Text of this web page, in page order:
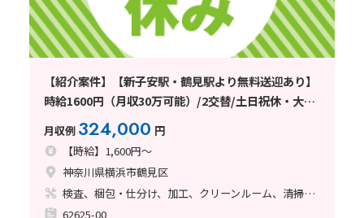
【紹介案件】【新子安駅・鶴見駅より無料送迎あり】
時給1600円（月収30万可能）/2交替/土日祝休・大型
月収例 324,000 円
【時給】1,600円～
神奈川県横浜市鶴見区
検査、梱包・仕分け、加工、クリーンルーム、清掃・洗浄
62625-00